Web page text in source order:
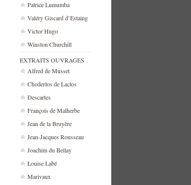
Patrice Lumumba
Valéry Giscard d’Estaing
Victor Hugo
Winston Churchill
EXTRAITS OUVRAGES
Alfred de Musset
Choderlos de Laclos
Descartes
François de Malherbe
Jean de la Bruyère
Jean-Jacques Rousseau
Joachim du Bellay
Louise Labé
Marivaux